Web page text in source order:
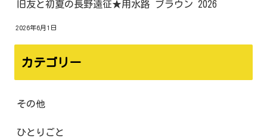
旧友と初夏の長野遠征★用水路 ブラウン 2026
2026年6月1日
カテゴリー
その他
ひとりごと